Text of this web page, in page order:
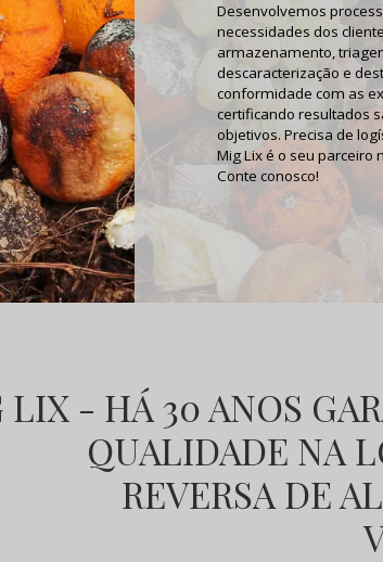
Desenvolvemos
necessidades dos
armazenamento,
descaracterização e
conformidade com as
certificando resultados
objetivos. Precisa de
Mig Lix é o seu parceiro
Conte conosco!
LIX - HÁ 30 ANOS
QUALIDADE NA
REVERSA DE